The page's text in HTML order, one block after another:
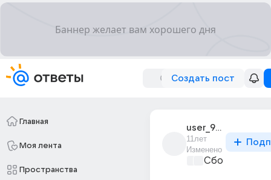
Создать пост
Главная
Моя лента
Пространства
user_97129625
11лет
Изменено
Сборная